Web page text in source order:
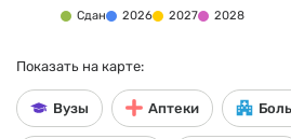
Сдан 2026 2027 2028
Показать на карте:
Вузы Аптеки